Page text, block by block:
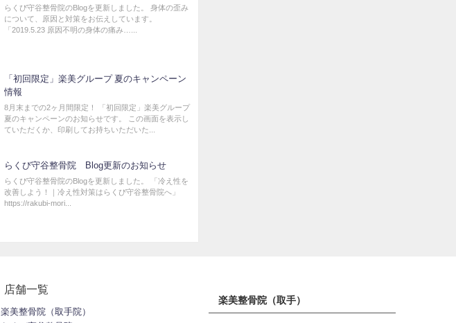
らくび守谷整骨院のBlogを更新しました。 身体の歪み
について、原因と対策をお伝えしています。
「2019.5.23 原因不明の身体の痛み…...
「初回限定」楽美グループ 夏のキャンペーン
情報
8月末までの2ヶ月間限定！ 「初回限定」楽美グループ
夏のキャンペーンのお知らせです。 この画面を表示し
ていただくか、印刷してお持ちいただいた...
らくび守谷整骨院 Blog更新のお知らせ
らくび守谷整骨院のBlogを更新しました。 「冷え性を
改善しよう！｜冷え性対策はらくび守谷整骨院へ」
https://rakubi-mori...
店舗一覧
楽美整骨院（取手院）
楽美整骨院（取手）